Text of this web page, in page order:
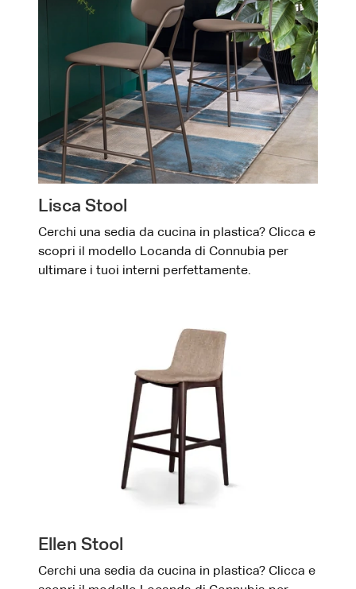
Lisca Stool
Cerchi una sedia da cucina in plastica? Clicca e
scopri il modello Locanda di Connubia per
ultimare i tuoi interni perfettamente.
Ellen Stool
Cerchi una sedia da cucina in plastica? Clicca e